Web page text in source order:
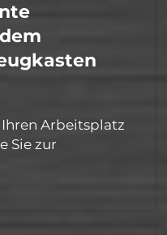
Arbeitsplatz
Sie zur
Ihre
sind, kann es
zu finden.